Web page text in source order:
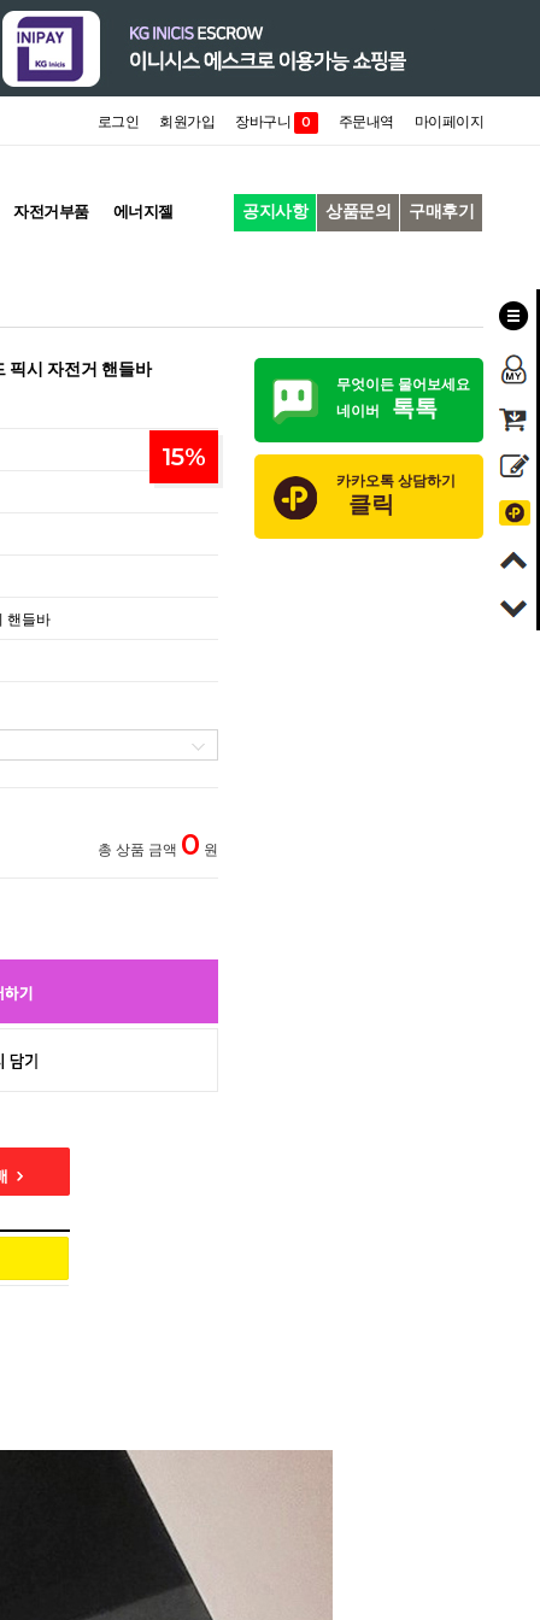
로그인 회원가입 장바구니 0 주문내역 마이페이지
자전거부품 에너지젤 공지사항 상품문의 구매후기
픽시 자전거 핸들바
15%
핸들바
총 상품 금액 0 원
무엇이든 물어보세요
네이버
톡톡
카카오톡 상담하기
클릭